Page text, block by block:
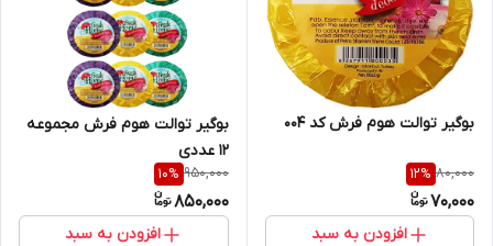
بوگیر توالت هوم فرش کد 004
80,000
12%
70,000
افزودن به سبد
بوگیر توالت هوم فرش مجموعه
12 عددی
950,000
10%
850,000
افزودن به سبد